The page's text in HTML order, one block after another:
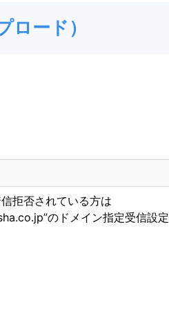
ード）
拒否されている方は
のドメイン指定受信設定